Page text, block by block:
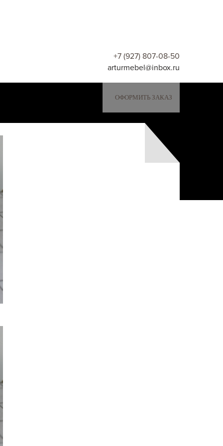
+7 (927) 807-08-50
arturmebel@inbox.ru
ОФОРМИТЬ ЗАКАЗ